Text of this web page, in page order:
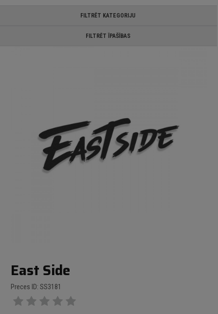
FILTRĒT KATEGORIJU
FILTRĒT ĪPAŠĪBAS
East Side
Preces ID: SS3181